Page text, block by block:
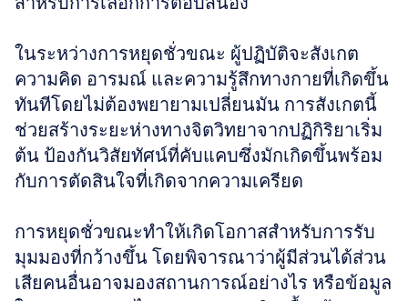
ในระหว่างการหยุดชั่วขณะ ผู้ปฏิบัติจะสังเกต
ความคิด อารมณ์ และความรู้สึกทางกายที่เกิดขึ้น
ทันทีโดยไม่ต้องพยายามเปลี่ยนมัน การสังเกตนี้
ช่วยสร้างระยะห่างทางจิตวิทยาจากปฏิกิริยาเริ่ม
ต้น ป้องกันวิสัยทัศน์ที่คับแคบซึ่งมักเกิดขึ้นพร้อม
กับการตัดสินใจที่เกิดจากความเครียด
การหยุดชั่วขณะทำให้เกิดโอกาสสำหรับการรับ
มุมมองที่กว้างขึ้น โดยพิจารณาว่าผู้มีส่วนได้ส่วน
เสียคนอื่นอาจมองสถานการณ์อย่างไร หรือข้อมูล